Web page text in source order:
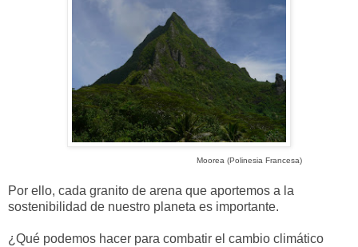
Moorea (Polinesia Francesa)
Por ello, cada granito de arena que aportemos a la
sostenibilidad de nuestro planeta es importante.
¿Qué podemos hacer para combatir el cambio climático